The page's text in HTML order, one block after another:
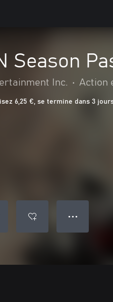
Season
Inc. • Action
6,25 €, se termine dans 3
● ● ●